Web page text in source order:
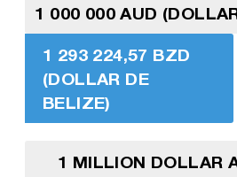
1 000 000 AUD
1 293 224,57 BZD
(DOLLAR DE
BELIZE)
1 MILLION DOLLAR